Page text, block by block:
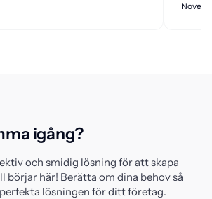
igång?
och smidig lösning för att skapa
börjar här! Berätta om dina behov så
lösningen för ditt företag.